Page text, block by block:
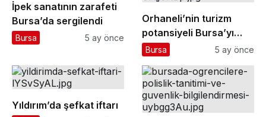
İpek sanatının zarafeti
Bursa’da sergilendi
Bursa 5 ay önce
Orhaneli’nin turizm
potansiyeli Bursa’yı
gülümsetecek
Bursa 5 ay önce
Yıldırım’da şefkat iftarı